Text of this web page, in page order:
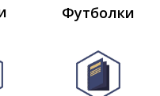
Футболки